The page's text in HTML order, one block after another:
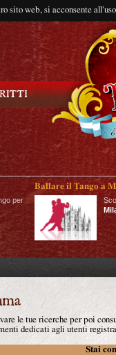
sito web, si acconsente
per
Ballare il Tango a
le tue ricerche per poi
dedicati agli utenti
Stai